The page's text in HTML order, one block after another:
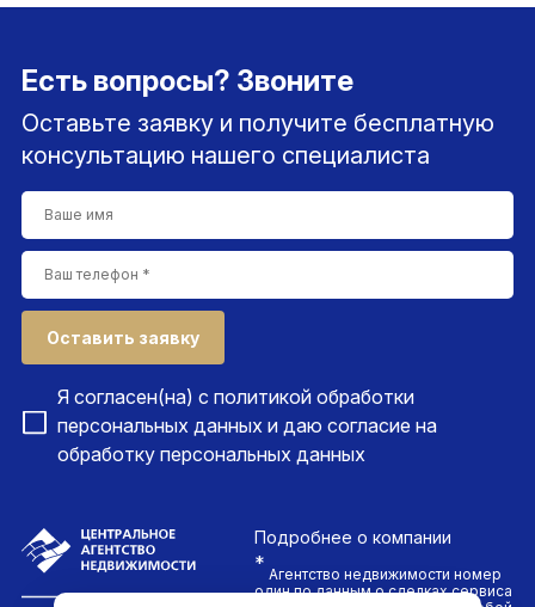
Есть вопросы? Звоните
Оставьте заявку и получите бесплатную
консультацию нашего специалиста
Оставить заявку
Я согласен(на) с политикой обработки
персональных данных и даю согласие на
обработку персональных данных
Подробнее о компании
* Агентство недвижимости номер
один по данным о сделках сервиса